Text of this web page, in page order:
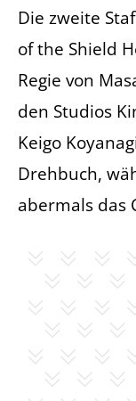
Die zweite
of the Shield
Regie von
den Studios
Keigo
Drehbuch,
abermals das